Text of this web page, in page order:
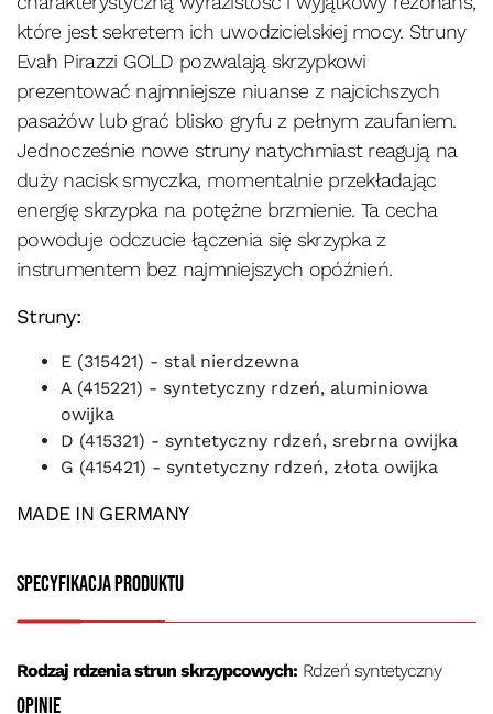
Opinie
które jest sekretem ich uwodzicielskiej mocy. Struny
Evah Pirazzi GOLD pozwalają skrzypkowi
prezentować najmniejsze niuanse z najcichszych
pasażów lub grać blisko gryfu z pełnym zaufaniem.
Jednocześnie nowe struny natychmiast reagują na
duży nacisk smyczka, momentalnie przekładając
energię skrzypka na potężne brzmienie. Ta cecha
powoduje odczucie łączenia się skrzypka z
instrumentem bez najmniejszych opóźnień.
Struny:
E (315421) - stal nierdzewna
A (415221) - syntetyczny rdzeń, aluminiowa
owijka
D (415321) - syntetyczny rdzeń, srebrna owijka
G (415421) - syntetyczny rdzeń, złota owijka
MADE IN GERMANY
Specyfikacja produktu
Rodzaj rdzenia strun skrzypcowych: Rdzeń syntetyczny